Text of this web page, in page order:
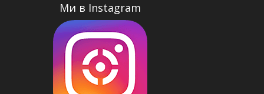
Ми в Instagram